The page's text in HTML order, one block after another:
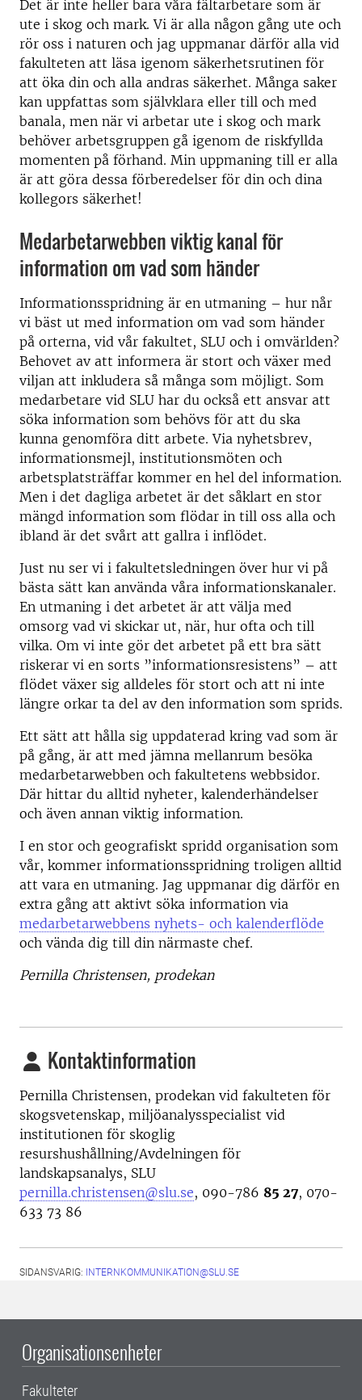
Det är inte heller bara våra fältarbetare som är
ute i skog och mark. Vi är alla någon gång ute och
rör oss i naturen och jag uppmanar därför alla vid
fakulteten att läsa igenom säkerhetsrutinen för
att öka din och alla andras säkerhet. Många saker
kan uppfattas som självklara eller till och med
banala, men när vi arbetar ute i skog och mark
behöver arbetsgruppen gå igenom de riskfyllda
momenten på förhand. Min uppmaning till er alla
är att göra dessa förberedelser för din och dina
kollegors säkerhet!
Medarbetarwebben viktig kanal för
information om vad som händer
Informationsspridning är en utmaning – hur når
vi bäst ut med information om vad som händer
på orterna, vid vår fakultet, SLU och i omvärlden?
Behovet av att informera är stort och växer med
viljan att inkludera så många som möjligt. Som
medarbetare vid SLU har du också ett ansvar att
söka information som behövs för att du ska
kunna genomföra ditt arbete. Via nyhetsbrev,
informationsmejl, institutionsmöten och
arbetsplatsträffar kommer en hel del information.
Men i det dagliga arbetet är det såklart en stor
mängd information som flödar in till oss alla och
ibland är det svårt att gallra i inflödet.
Just nu ser vi i fakultetsledningen över hur vi på
bästa sätt kan använda våra informationskanaler.
En utmaning i det arbetet är att välja med
omsorg vad vi skickar ut, när, hur ofta och till
vilka. Om vi inte gör det arbetet på ett bra sätt
riskerar vi en sorts ”informationsresistens” – att
flödet växer sig alldeles för stort och att ni inte
längre orkar ta del av den information som sprids.
Ett sätt att hålla sig uppdaterad kring vad som är
på gång, är att med jämna mellanrum besöka
medarbetarwebben och fakultetens webbsidor.
Där hittar du alltid nyheter, kalenderhändelser
och även annan viktig information.
I en stor och geografiskt spridd organisation som
vår, kommer informationsspridning troligen alltid
att vara en utmaning. Jag uppmanar dig därför en
extra gång att aktivt söka information via
medarbetarwebbens nyhets- och kalenderflöde
och vända dig till din närmaste chef.
Pernilla Christensen, prodekan
Kontaktinformation
Pernilla Christensen, prodekan vid fakulteten för
skogsvetenskap, miljöanalysspecialist vid
institutionen för skoglig
resurshushållning/Avdelningen för
landskapsanalys, SLU
pernilla.christensen@slu.se, 090-786 85 27, 070-
633 73 86
SIDANSVARIG: INTERNKOMMUNIKATION@SLU.SE
Organisationsenheter
Fakulteter